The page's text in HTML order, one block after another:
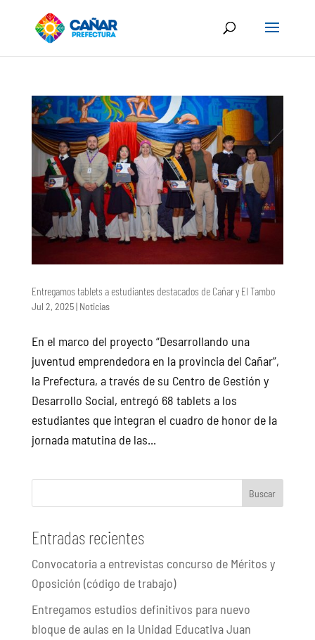
Entregamos tablets a estudiantes destacados de Cañar y El Tambo
Jul 2, 2025| Noticias
En el marco del proyecto “Desarrollando una
juventud emprendedora en la provincia del Cañar”,
la Prefectura, a través de su Centro de Gestión y
Desarrollo Social, entregó 68 tablets a los
estudiantes que integran el cuadro de honor de la
jornada matutina de las...
Buscar
Entradas recientes
Convocatoria a entrevistas concurso de Méritos y
Oposición (código de trabajo)
Entregamos estudios definitivos para nuevo
bloque de aulas en la Unidad Educativa Juan